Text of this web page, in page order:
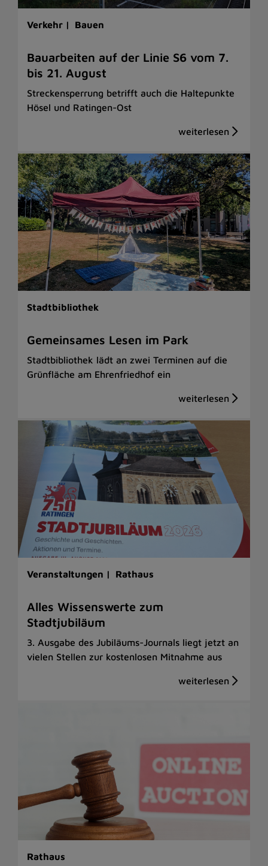
Verkehr | Bauen
Bauarbeiten auf der Linie S6 vom 7.
bis 21. August
Streckensperrung betrifft auch die Haltepunkte
Hösel und Ratingen-Ost
Stadtbibliothek
Gemeinsames Lesen im Park
Stadtbibliothek lädt an zwei Terminen auf die
Grünfläche am Ehrenfriedhof ein
Veranstaltungen | Rathaus
Alles Wissenswerte zum
Stadtjubiläum
3. Ausgabe des Jubiläums-Journals liegt jetzt an
vielen Stellen zur kostenlosen Mitnahme aus
Rathaus